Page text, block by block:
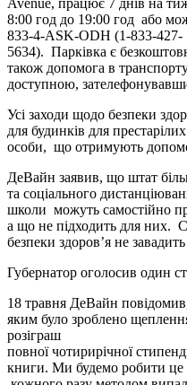
8:00 год до 19:00 год або
833-4-ASK-ODH (1-833-427-
5634). Парківка є
також допомога в транспорт
доступною, за
Усі заходи щодо безпеки
для будинків для
особи, що отримують
ДеВайн заявив, що штат
та соціального
школи можуть самостійно
а що не підходить для них.
безпеки здоров’я не
Губернатор оголосив один
18 травня ДеВайн
яким було зроблено
розіграш
повноїчотирирічної
книги. Ми будемо робити це